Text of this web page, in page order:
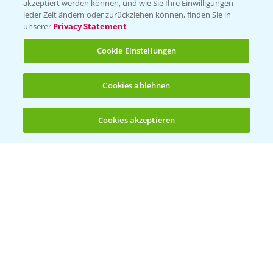
(noch 4)
Hilfe in Notfällen
T.+49 (0)214/30-20220
Folgen Sie uns
akzeptiert werden können, und wie Sie Ihre Einwilligungen
jeder Zeit ändern oder zurückziehen können, finden Sie in
unserer Privacy Statement
Cookie Einstellungen
Cookies ablehnen
Cookies akzeptieren